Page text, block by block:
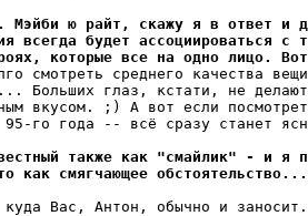
Мэйби ю райт, скажу я в ответ и
всегда будет ассоциироваться с
которые все на одно лицо.
смотреть среднего качества
Больших глаз, кстати, не
вкусом. ;) А вот если
го года -- всё сразу станет
также как "смайлик" - и я
как смягчающее
Вас, Антон, обычно и